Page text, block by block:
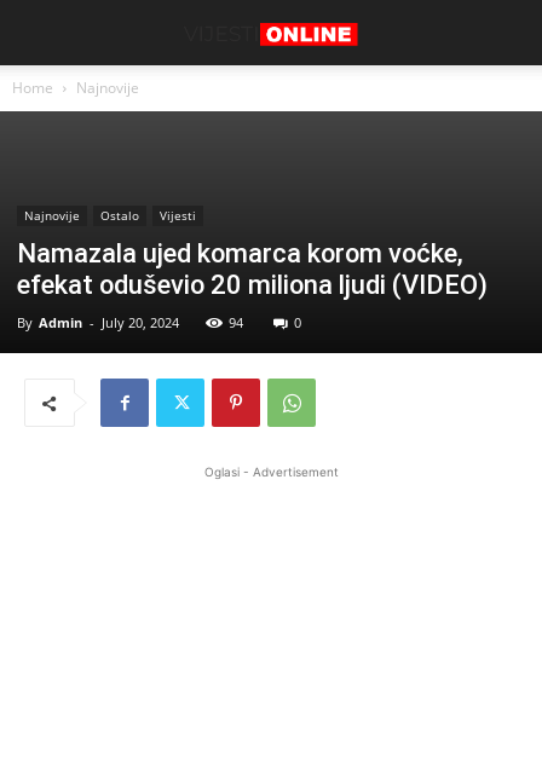
Home Najnovije
Najnovije Ostalo Vijesti
Namazala ujed komarca korom voćke,
efekat oduševio 20 miliona ljudi (VIDEO)
By Admin - July 20, 2024 94 0
Oglasi - Advertisement